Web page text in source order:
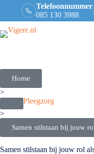
Telefoonnummer
085 130 3988
Home
>
Pleegzorg
>
Samen stilstaan bij jouw
Samen stilstaan bij jouw rol